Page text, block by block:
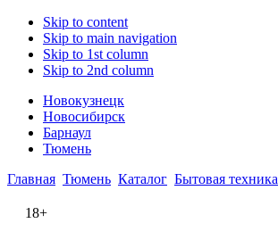
Skip to content
Skip to main navigation
Skip to 1st column
Skip to 2nd column
Новокузнецк
Новосибирск
Барнаул
Тюмень
Главная Тюмень Каталог Бытовая техника
18+